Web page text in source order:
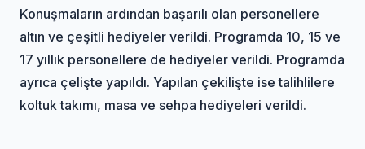
Konuşmaların ardından başarılı olan personellere
altın ve çeşitli hediyeler verildi. Programda 10, 15 ve
17 yıllık personellere de hediyeler verildi. Programda
ayrıca çelişte yapıldı. Yapılan çekilişte ise talihlilere
koltuk takımı, masa ve sehpa hediyeleri verildi.